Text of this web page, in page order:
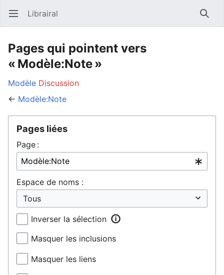
Ouvrir le menu principal Librairal
Pages qui pointent vers
« Modèle:Note »
Modèle Discussion
← Modèle:Note
Pages liées
Page :
Espace de noms :
Inverser la sélection
Masquer les inclusions
Masquer les liens